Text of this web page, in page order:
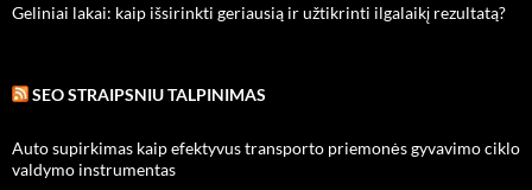
Geliniai lakai: kaip išsirinkti geriausią ir užtikrinti ilgalaikį rezultatą?
SEO STRAIPSNIU TALPINIMAS
Auto supirkimas kaip efektyvus transporto priemonės gyvavimo ciklo
valdymo instrumentas